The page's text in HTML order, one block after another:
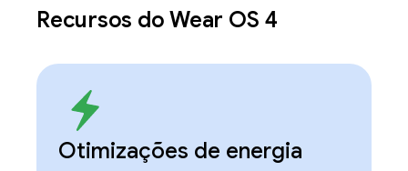
Recursos do Wear OS 4
Otimizações de energia